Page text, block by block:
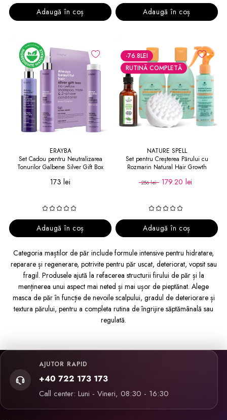
Adaugă în coș Adaugă în coș
ERAYBA
Set Cadou pentru Neutralizarea
Tonurilor Galbene Silver Gift Box
173 lei
Adaugă în coș
-76.8LEI
RUTINĂ COMPLETĂ
NATURE SPELL
Set pentru Creșterea Părului cu
Rozmarin Natural Hair Growth
256 lei 179.20 lei
Adaugă în coș
Categoria maștilor de păr include formule intensive pentru hidratare,
reparare și regenerare, potrivite pentru păr uscat, deteriorat, vopsit sau
fragil. Produsele ajută la refacerea structurii firului de păr și la
menținerea unui aspect mai neted și mai ușor de pieptănat. Alege
masca de păr în funcție de nevoile scalpului, gradul de deteriorare și
textura părului, pentru a completa rutina de îngrijire săptămânală sau
regulată.
AJUTOR RAPID
+40 722 173 173
Call center: Luni - Vineri, 08:30 - 16:30